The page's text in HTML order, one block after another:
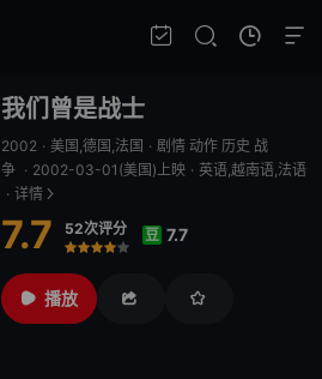
我们曾是战士
2002 · 美国,德国,法国 · 剧情 动作 历史 战
争 · 2002-03-01(美国)上映 · 英语,越南语,法语
· 详情
7.7 52次评分
很差
较差还行推荐力荐
豆 7.7
播放